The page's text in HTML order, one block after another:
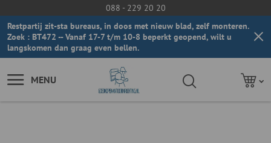
088 - 229 20 20
Restpartij zit-sta bureaus, in doos met nieuw blad, zelf monteren.
Zoek : BT472 -- Vanaf 17-7 t/m 10-8 beperkt geopend, wilt u
langskomen dan graag even bellen.
MENU